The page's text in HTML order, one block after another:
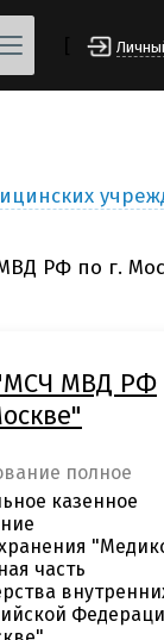
РФ по г.
МВД РФ
полное
казенное
часть